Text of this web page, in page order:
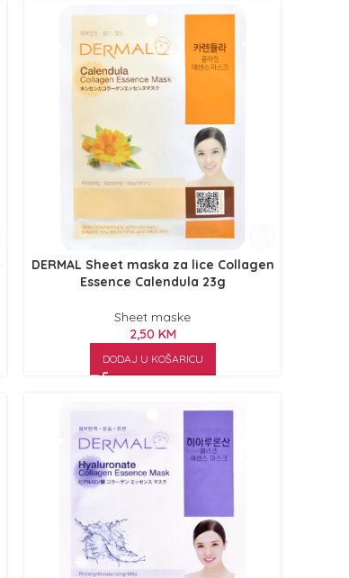
DERMAL Sheet maska za lice Collagen
Essence Calendula 23g
Sheet maske
2,50 KM
DODAJ U KOŠARICU